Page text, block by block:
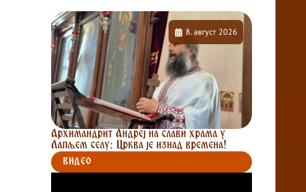
Архимандрит Андреј на слави храма у
Лапљем селу: Црква је изнад времена!
8. август 2026
ВИДЕО